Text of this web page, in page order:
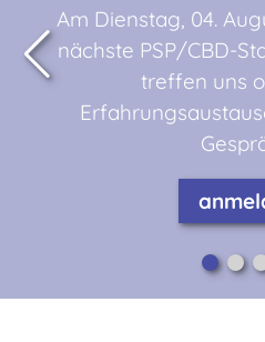
Am Dienstag, 04.
nächste PSP/CBD-
treffen uns